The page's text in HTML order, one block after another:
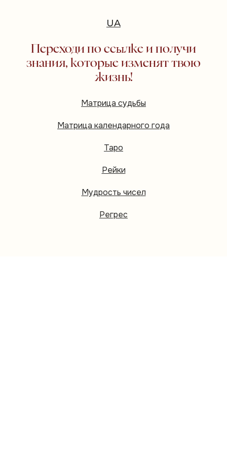
UA
Переходи по ссылке и получи
знания, которые изменят твою
жизнь!
Матрица судьбы
Матрица календарного года
Таро
Рейки
Мудрость чисел
Регрес